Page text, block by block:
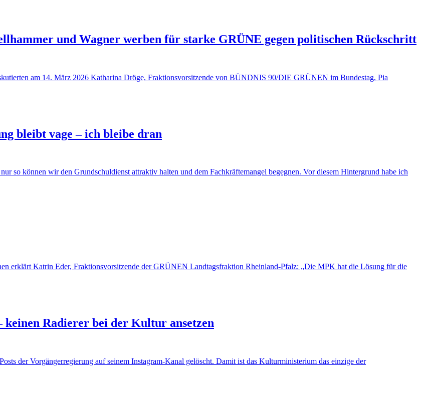
und Wagner werben für starke GRÜNE gegen politischen Rückschritt
am 14. März 2026 Katharina Dröge, Fraktionsvorsitzende von BÜNDNIS 90/DIE GRÜNEN im Bundestag, Pia
bleibt vage – ich bleibe dran
so können wir den Grundschuldienst attraktiv halten und dem Fachkräftemangel begegnen. Vor diesem Hintergrund habe ich
erklärt Katrin Eder, Fraktionsvorsitzende der GRÜNEN Landtagsfraktion Rheinland-Pfalz: „Die MPK hat die Lösung für die
Radierer bei der Kultur ansetzen
der Vorgängerregierung auf seinem Instagram-Kanal gelöscht. Damit ist das Kulturministerium das einzige der